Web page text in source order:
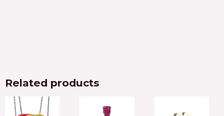
Related products